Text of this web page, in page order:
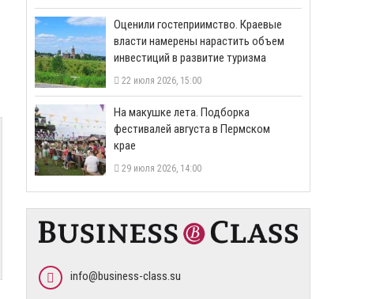
Оценили гостеприимство. Краевые
власти намерены нарастить объем
инвестиций в развитие туризма
22 июля 2026, 15:00
На макушке лета. Подборка
фестивалей августа в Пермском
крае
29 июля 2026, 14:00
info@business-class.su